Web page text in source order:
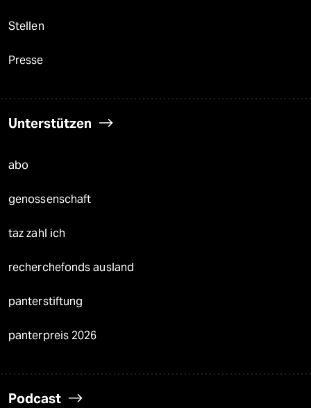
Stellen
Presse
Unterstützen
abo
genossenschaft
taz zahl ich
recherchefonds ausland
panterstiftung
panterpreis 2026
Podcast